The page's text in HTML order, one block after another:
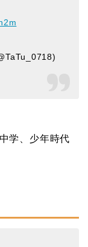
学、少年時代